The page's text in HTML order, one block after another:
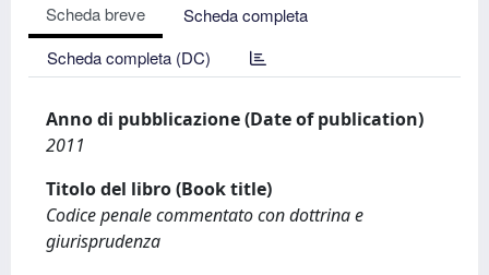
Scheda breve
Scheda completa
Scheda completa (DC)
Anno di pubblicazione (Date of publication)
2011
Titolo del libro (Book title)
Codice penale commentato con dottrina e
giurisprudenza